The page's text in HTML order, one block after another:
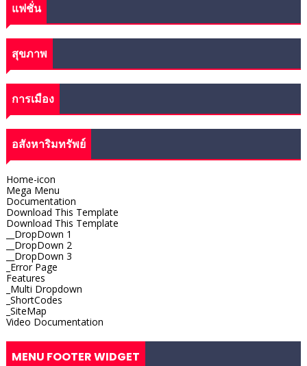
แฟชั่น
สุขภาพ
การเมือง
อสังหาริมทรัพย์
Home-icon
Mega Menu
Documentation
Download This Template
Download This Template
__DropDown 1
__DropDown 2
__DropDown 3
_Error Page
Features
_Multi Dropdown
_ShortCodes
_SiteMap
Video Documentation
MENU FOOTER WIDGET